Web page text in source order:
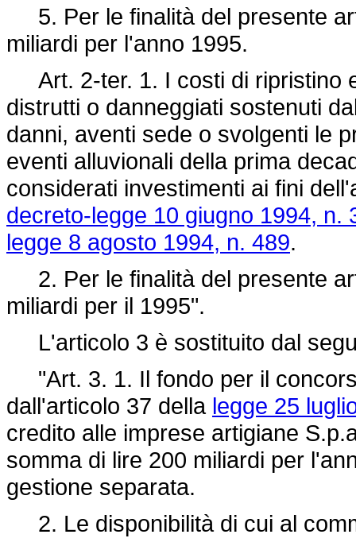
5. Per le finalità del presente
miliardi per l'anno 1995.
Art. 2-ter. 1. I costi di ripristino
distrutti o danneggiati sostenuti
danni, aventi sede o svolgenti le
eventi alluvionali della prima
considerati investimenti ai fini
decreto-legge 10 giugno 1994, n.
legge 8 agosto 1994, n. 489.
2. Per le finalità del presente
miliardi per il 1995".
L'articolo 3 è sostituito dal
"Art. 3. 1. Il fondo per il
dall'articolo 37 della legge 25
credito alle imprese artigiane
somma di lire 200 miliardi per
gestione separata.
2. Le disponibilità di cui al